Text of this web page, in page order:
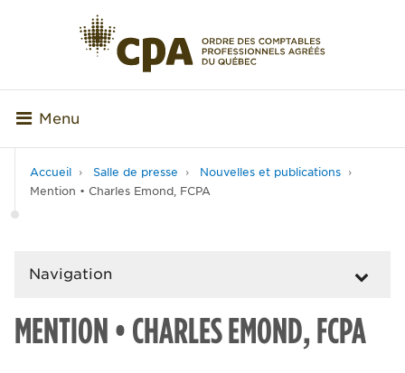
Menu
Accueil Salle de presse
Nouvelles et publications
Mention • Charles Emond, FCPA
Navigation
MENTION • CHARLES EMOND, FCPA